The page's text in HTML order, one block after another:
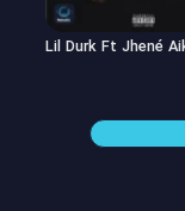
Lil Uzi Vert –